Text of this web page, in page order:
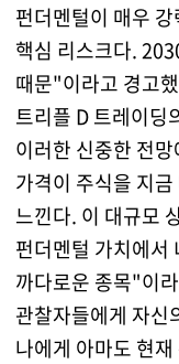
펀더멘털이 매우
핵심 리스크다.
때문"이라고 경고
트리플 D 트레이딩
이러한 신중한 전
가격이 주식을 지
느낀다. 이 대규모
펀더멘털 가치에서
까다로운 종목"이
관찰자들에게 자신
나에게 아마도 현